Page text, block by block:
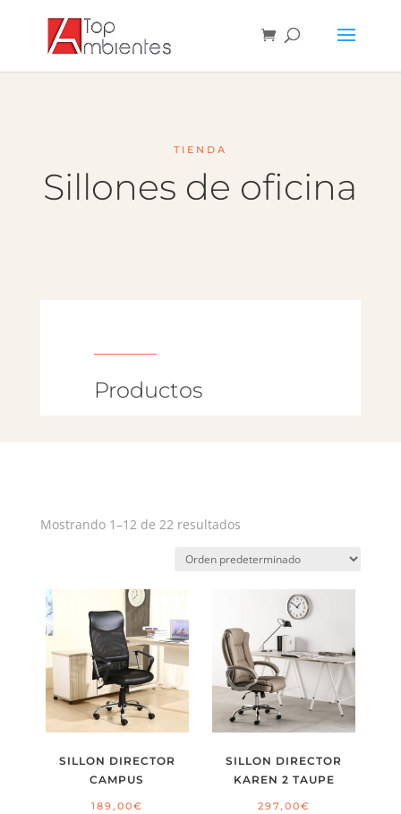
TIENDA
Sillones de oficina
Productos
Mostrando 1–12 de 22 resultados
SILLON DIRECTOR
CAMPUS
189,00€
SILLON DIRECTOR
KAREN 2 TAUPE
297,00€